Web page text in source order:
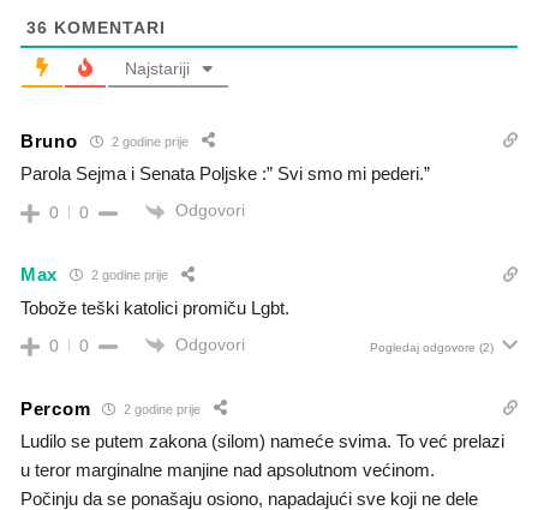
36 KOMENTARI
Najstariji
Bruno 2 godine prije
Parola Sejma i Senata Poljske :” Svi smo mi pederi.”
0 0 Odgovori
Max 2 godine prije
Tobože teški katolici promiču Lgbt.
0 0 Odgovori Pogledaj odgovore (2)
Percom 2 godine prije
Ludilo se putem zakona (silom) nameće svima. To već prelazi
u teror marginalne manjine nad apsolutnom većinom.
Počinju da se ponašaju osiono, napadajući sve koji ne dele